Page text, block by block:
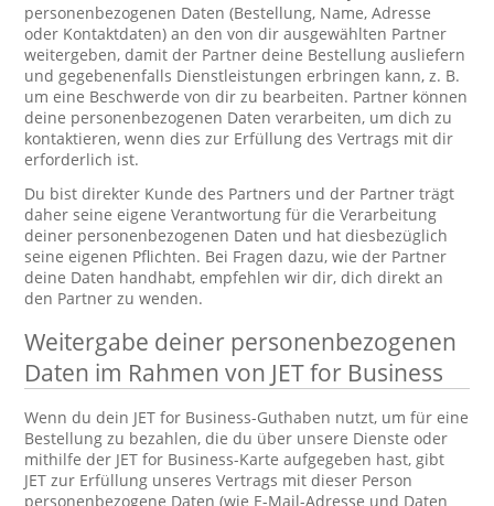
personenbezogenen Daten (Bestellung, Name, Adresse
oder Kontaktdaten) an den von dir ausgewählten Partner
weitergeben, damit der Partner deine Bestellung ausliefern
und gegebenenfalls Dienstleistungen erbringen kann, z. B.
um eine Beschwerde von dir zu bearbeiten. Partner können
deine personenbezogenen Daten verarbeiten, um dich zu
kontaktieren, wenn dies zur Erfüllung des Vertrags mit dir
erforderlich ist.
Du bist direkter Kunde des Partners und der Partner trägt
daher seine eigene Verantwortung für die Verarbeitung
deiner personenbezogenen Daten und hat diesbezüglich
seine eigenen Pflichten. Bei Fragen dazu, wie der Partner
deine Daten handhabt, empfehlen wir dir, dich direkt an
den Partner zu wenden.
Weitergabe deiner personenbezogenen
Daten im Rahmen von JET for Business
Wenn du dein JET for Business-Guthaben nutzt, um für eine
Bestellung zu bezahlen, die du über unsere Dienste oder
mithilfe der JET for Business-Karte aufgegeben hast, gibt
JET zur Erfüllung unseres Vertrags mit dieser Person
personenbezogene Daten (wie E-Mail-Adresse und Daten